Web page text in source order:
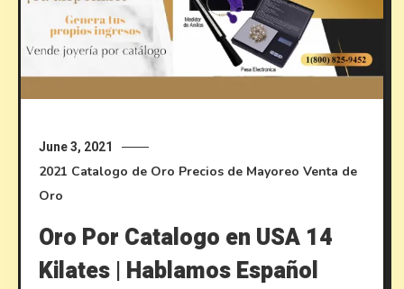
June 3, 2021
2021 Catalogo de Oro Precios de Mayoreo Venta de
Oro
Oro Por Catalogo en USA 14
Kilates | Hablamos Español